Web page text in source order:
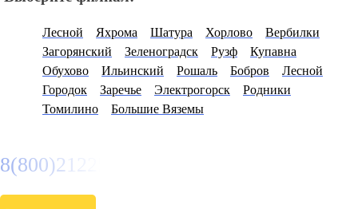
Лесной Яхрома Шатура Хорлово
Вербилки
Загорянский
Зеленоградск Рузф
Купавна
Обухово
Ильинский Рошаль Бобров
Лесной
Городок
Заречье Электрогорск
Родники
Томилино
Большие Вяземы
8(800)2122558